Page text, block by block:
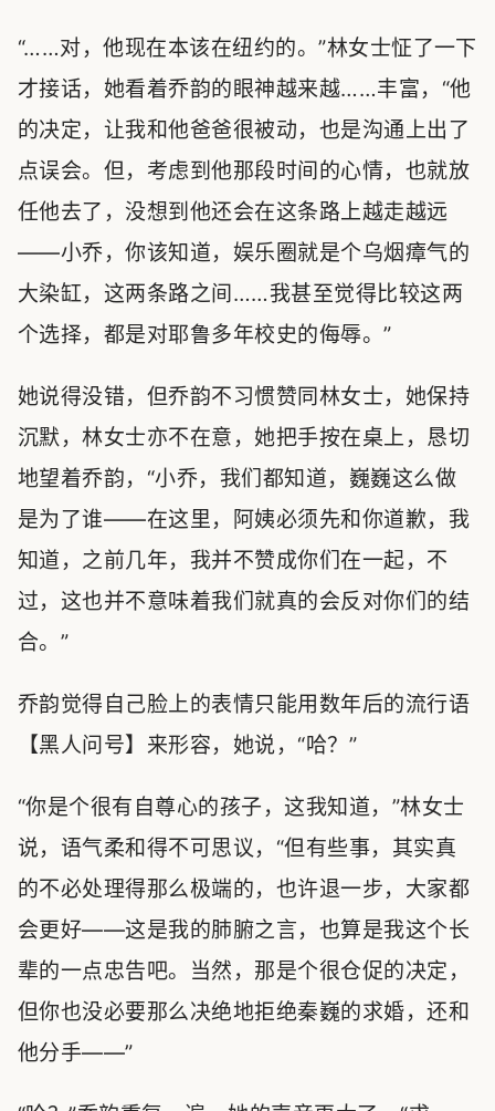
“……对，他现在本该在纽约的。”林女士怔了一下
才接话，她看着乔韵的眼神越来越……丰富，“他
的决定，让我和他爸爸很被动，也是沟通上出了
点误会。但，考虑到他那段时间的心情，也就放
任他去了，没想到他还会在这条路上越走越远
——小乔，你该知道，娱乐圈就是个乌烟瘴气的
大染缸，这两条路之间……我甚至觉得比较这两
个选择，都是对耶鲁多年校史的侮辱。”
她说得没错，但乔韵不习惯赞同林女士，她保持
沉默，林女士亦不在意，她把手按在桌上，恳切
地望着乔韵，“小乔，我们都知道，巍巍这么做
是为了谁——在这里，阿姨必须先和你道歉，我
知道，之前几年，我并不赞成你们在一起，不
过，这也并不意味着我们就真的会反对你们的结
合。”
乔韵觉得自己脸上的表情只能用数年后的流行语
【黑人问号】来形容，她说，“哈？”
“你是个很有自尊心的孩子，这我知道，”林女士
说，语气柔和得不可思议，“但有些事，其实真
的不必处理得那么极端的，也许退一步，大家都
会更好——这是我的肺腑之言，也算是我这个长
辈的一点忠告吧。当然，那是个很仓促的决定，
但你也没必要那么决绝地拒绝秦巍的求婚，还和
他分手——”